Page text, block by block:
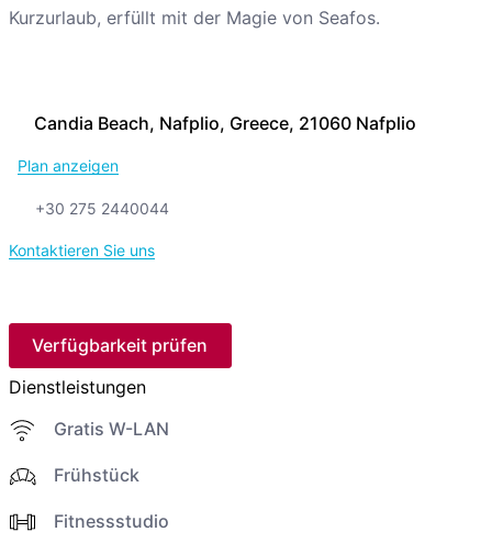
Candia Beach, Nafplio, Greece, 21060 Nafplio
Plan anzeigen
+30 275 2440044
Kontaktieren Sie uns
Verfügbarkeit prüfen
Dienstleistungen
Gratis W-LAN
Frühstück
Fitnessstudio
Kurzurlaub, erfüllt mit der Magie von Seafos.